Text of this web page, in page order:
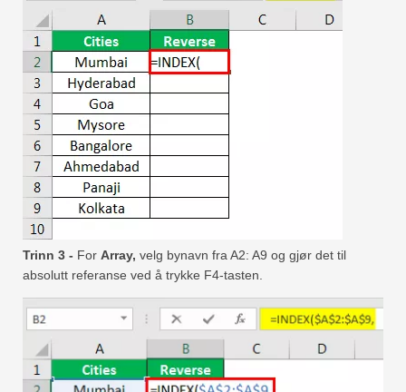
Trinn 3 - For Array, velg bynavn fra A2: A9 og gjør det til
absolutt referanse ved å trykke F4-tasten.